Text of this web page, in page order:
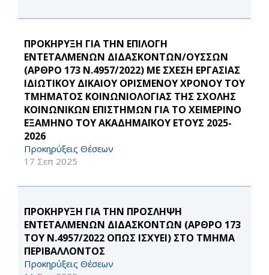
ΠΡΟΚΗΡΥΞΗ ΓΙΑ ΤΗΝ ΕΠΙΛΟΓΗ
ΕΝΤΕΤΑΛΜΕΝΩΝ ΔΙΔΑΣΚΟΝΤΩΝ/ΟΥΣΣΩΝ
(ΑΡΘΡΟ 173 Ν.4957/2022) ΜΕ ΣΧΕΣΗ ΕΡΓΑΣΙΑΣ
ΙΔΙΩΤΙΚΟΥ ΔΙΚΑΙΟΥ ΟΡΙΣΜΕΝΟΥ ΧΡΟΝΟΥ ΤΟΥ
ΤΜΗΜΑΤΟΣ ΚΟΙΝΩΝΙΟΛΟΓΙΑΣ ΤΗΣ ΣΧΟΛΗΣ
ΚΟΙΝΩΝΙΚΩΝ ΕΠΙΣΤΗΜΩΝ ΓΙΑ ΤΟ ΧΕΙΜΕΡΙΝΟ
ΕΞΑΜΗΝΟ ΤΟΥ ΑΚΑΔΗΜΑΪΚΟΥ ΕΤΟΥΣ 2025-
2026
Προκηρύξεις Θέσεων
17 Σεπ 2025
ΠΡΟΚΗΡΥΞΗ ΓΙΑ ΤΗΝ ΠΡΟΣΛΗΨΗ
ΕΝΤΕΤΑΛΜΕΝΩΝ ΔΙΔΑΣΚΟΝΤΩΝ (ΑΡΘΡΟ 173
ΤΟΥ Ν.4957/2022 ΟΠΩΣ ΙΣΧΥΕΙ) ΣΤΟ ΤΜΗΜΑ
ΠΕΡΙΒΑΛΛΟΝΤΟΣ
Προκηρύξεις Θέσεων